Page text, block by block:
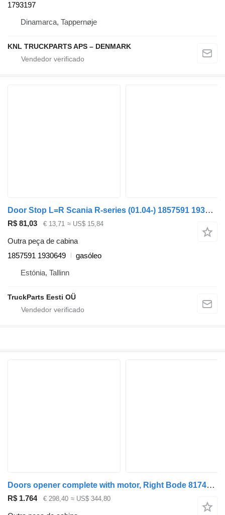
1793197
Dinamarca, Tappernøje
KNL TRUCKPARTS APS – DENMARK
Door Stop L=R Scania R-series (01.04-) 1857591 1930649 para camião tractor Scania P,G,R,T-series (2004-2017)
R$ 81,03 € 13,71 ≈ US$ 15,84
Outra peça de cabina
1857591 1930649
gasóleo
Estónia, Tallinn
TruckParts Eesti OÜ
Doors opener complete with motor, Right Bode 81744066118 para autocarro MAN LIONS CITY
R$ 1.764 € 298,40 ≈ US$ 344,80